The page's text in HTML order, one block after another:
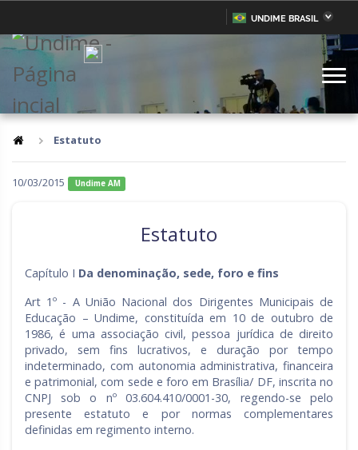
UNDIME BRASIL
Minas Gerais
Piauí Paraná
Rio de Janeiro Rio Grande do Norte
Rondônia Roraima
Rio Grande do Sul
Santa Catarina São Paulo
Tocantins
Estatuto
10/03/2015 Undime AM
Estatuto
Capítulo I Da denominação, sede, foro e fins
Art 1º - A União Nacional dos Dirigentes Municipais de
Educação – Undime, constituída em 10 de outubro de
1986, é uma associação civil, pessoa jurídica de direito
privado, sem fins lucrativos, e duração por tempo
indeterminado, com autonomia administrativa, financeira
e patrimonial, com sede e foro em Brasília/ DF, inscrita no
CNPJ sob o nº 03.604.410/0001-30, regendo-se pelo
presente estatuto e por normas complementares
definidas em regimento interno.